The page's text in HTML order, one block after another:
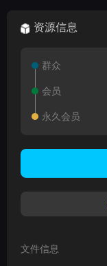
资源信息
群众
会员
永久会员
文件信息